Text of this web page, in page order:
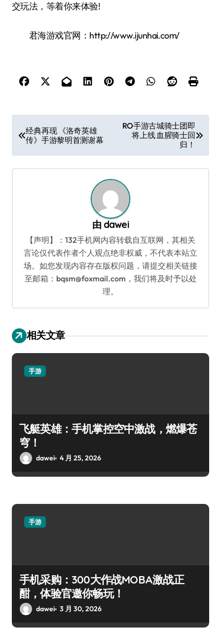
交玩法，等着你来体验!
君海游戏官网：http://www.ijunhai.com/
章
导
航
经典再现 《洛奇英雄
传》手游黎明首测谢幕
RO手游古城骑士团即
将上线 血腥骑士回
归！
由 dawei
【声明】：132手机网内容转载自互联网，其相关
言论仅代表作者个人观点绝非权威，不代表本站立
场。如您发现内容存在版权问题，请提交相关链接
至邮箱：bqsm@foxmail.com，我们将及时予以处
理。
相关文章
手游
飞艇英雄：手机掌控空中激战，燃爆苍
穹！
dawei 4 月 25, 2026
手游
手机采购：300大作战MOBA激战正
酣，体验官邀你畅玩！
dawei 3 月 30, 2026